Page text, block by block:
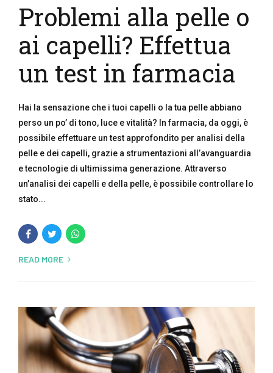
Problemi alla pelle o
ai capelli? Effettua
un test in farmacia
Hai la sensazione che i tuoi capelli o la tua pelle abbiano
perso un po’ di tono, luce e vitalità? In farmacia, da oggi, è
possibile effettuare un test approfondito per analisi della
pelle e dei capelli, grazie a strumentazioni all’avanguardia
e tecnologie di ultimissima generazione. Attraverso
un’analisi dei capelli e della pelle, è possibile controllare lo
stato...
READ MORE